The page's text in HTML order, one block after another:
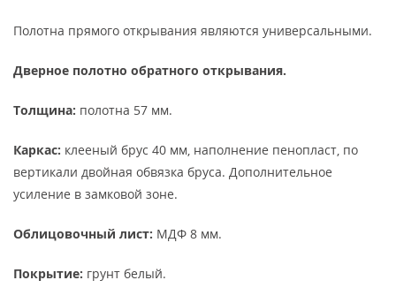
Полотна прямого открывания являются универсальными.
Дверное полотно обратного открывания.
Толщина: полотна 57 мм.
Каркас: клееный брус 40 мм, наполнение пенопласт, по
вертикали двойная обвязка бруса. Дополнительное
усиление в замковой зоне.
Облицовочный лист: МДФ 8 мм.
Покрытие: грунт белый.